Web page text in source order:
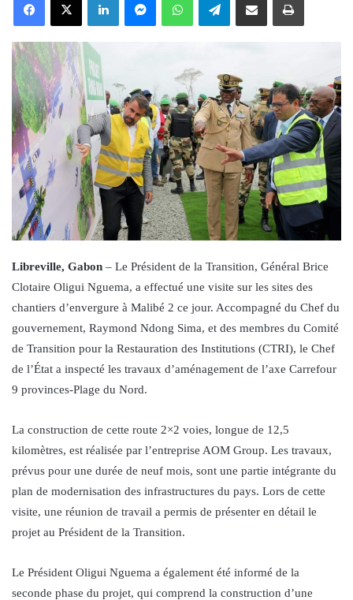
Libreville, Gabon – Le Président de la Transition, Général Brice
Clotaire Oligui Nguema, a effectué une visite sur les sites des
chantiers d’envergure à Malibé 2 ce jour. Accompagné du Chef du
gouvernement, Raymond Ndong Sima, et des membres du Comité
de Transition pour la Restauration des Institutions (CTRI), le Chef
de l’État a inspecté les travaux d’aménagement de l’axe Carrefour
9 provinces-Plage du Nord.
La construction de cette route 2×2 voies, longue de 12,5
kilomètres, est réalisée par l’entreprise AOM Group. Les travaux,
prévus pour une durée de neuf mois, sont une partie intégrante du
plan de modernisation des infrastructures du pays. Lors de cette
visite, une réunion de travail a permis de présenter en détail le
projet au Président de la Transition.
Le Président Oligui Nguema a également été informé de la
seconde phase du projet, qui comprend la construction d’une